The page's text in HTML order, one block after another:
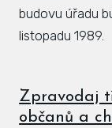
budovu úřadu
listopadu 1989.
Zpravodaj
občanů a